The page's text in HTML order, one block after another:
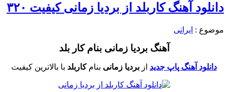
دانلود آهنگ کاربلد از بردیا زمانی کیفیت ۳۲۰
موضوع : ایرانی
آهنگ بردیا زمانی بنام کار بلد
دانلود آهنگ پاپ جدید از بردیا زمانی بنامکاربلد با بالاترین کیفیت